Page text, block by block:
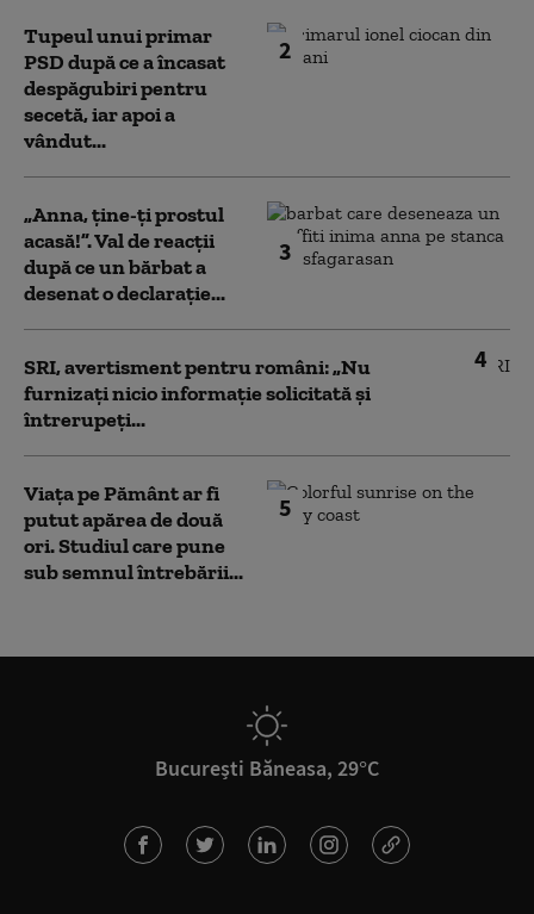
2
Tupeul unui primar
PSD după ce a încasat
despăgubiri pentru
secetă, iar apoi a
vândut...
3
„Anna, ţine-ţi prostul
acasă!”. Val de reacții
după ce un bărbat a
desenat o declarație...
4
SRI, avertisment pentru români: „Nu
furnizați nicio informație solicitată și
întrerupeți...
5
Viața pe Pământ ar fi
putut apărea de două
ori. Studiul care pune
sub semnul întrebării...
București Băneasa, 29°C